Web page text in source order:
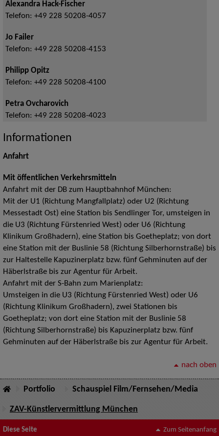
Alexandra Hack-Fischer
Telefon: +49 228 50208-4057
Jo Failer
Telefon: +49 228 50208-4153
Philipp Opitz
Telefon: +49 228 50208-4100
Petra Ovcharovich
Telefon: +49 228 50208-4023
Informationen
Anfahrt
Mit öffentlichen Verkehrsmitteln
Anfahrt mit der DB zum Hauptbahnhof München:
Mit der U1 (Richtung Mangfallplatz) oder U2 (Richtung
Messestadt Ost) eine Station bis Sendlinger Tor, umsteigen in
die U3 (Richtung Fürstenried West) oder U6 (Richtung
Klinikum Großhadern), eine Station bis Goetheplatz; von dort
eine Station mit der Buslinie 58 (Richtung Silberhornstraße) bis
zur Haltestelle Kapuzinerplatz bzw. fünf Gehminuten auf der
Häberlstraße bis zur Agentur für Arbeit.
Anfahrt mit der S-Bahn zum Marienplatz:
Umsteigen in die U3 (Richtung Fürstenried West) oder U6
(Richtung Klinikum Großhadern), zwei Stationen bis
Goetheplatz; von dort eine Station mit der Buslinie 58
(Richtung Silberhornstraße) bis Kapuzinerplatz bzw. fünf
Gehminuten auf der Häberlstraße bis zur Agentur für Arbeit.
nach oben
Portfolio Schauspiel Film/Fernsehen/Media
ZAV-Künstlervermittlung München
Diese Seite Zum Seitenanfang